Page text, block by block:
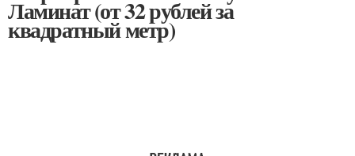
Ламинат (от 32 рублей за
квадратный метр)